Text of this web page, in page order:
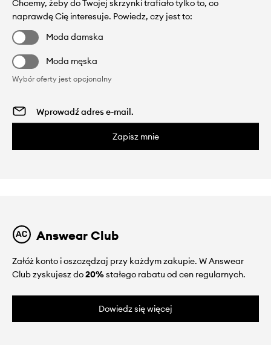
Chcemy, żeby do Twojej skrzynki trafiało tylko to, co
naprawdę Cię interesuje. Powiedz, czy jest to:
Moda damska
Moda męska
Wybór oferty jest opcjonalny
Zapisz mnie
Answear Club
Załóż konto i oszczędzaj przy każdym zakupie. W Answear
Club zyskujesz do20%stałego rabatu od cen regularnych.
Dowiedz się więcej